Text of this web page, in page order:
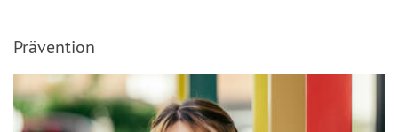
Prävention